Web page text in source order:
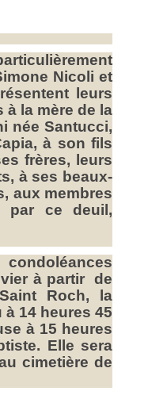
Nicoli et
leurs
la mère de la
née Santucci,
à son fils
frères, leurs
à ses beaux-
aux membres
par ce deuil,
à partir de
Roch, la
à 14 heures 45
à 15 heures
Elle sera
cimetière de